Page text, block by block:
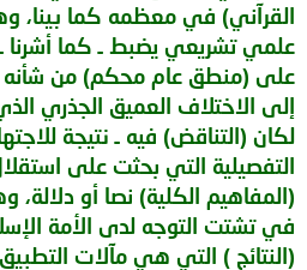
القرآني) في معظمه كما بينا،
علمي تشريعي يضبط ـ كما أشرنا ـ
على (منطق عام محكم) من شأنه
إلى الاختلاف العميق الجذري
لكان (التناقض) فيه ـ نتيجة
التفصيلية التي بحثت على
(المفاهيم الكلية) نصا أو دلالة،
في تشتت التوجه لدى الأمة
(النتائج ) التي هي مآلات